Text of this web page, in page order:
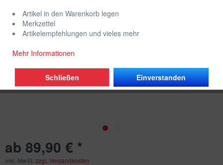
ab 89,90 € *
inkl. MwSt. zzgl. Versandkosten
Artikel in den Warenkorb legen
Merkzettel
Artikelempfehlungen und vieles mehr
Mehr Informationen
Einverstanden
Schließen